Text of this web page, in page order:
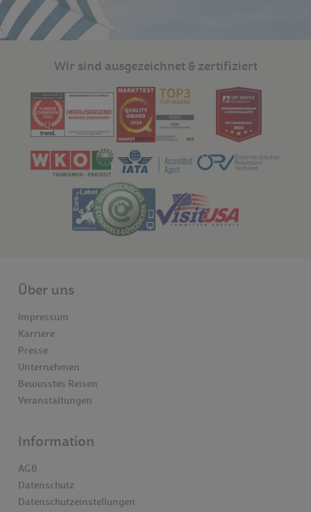
Wir sind ausgezeichnet & zertifiziert
Über uns
Impressum
Karriere
Presse
Unternehmen
Bewusstes Reisen
Veranstaltungen
Information
AGB
Datenschutz
Datenschutzeinstellungen